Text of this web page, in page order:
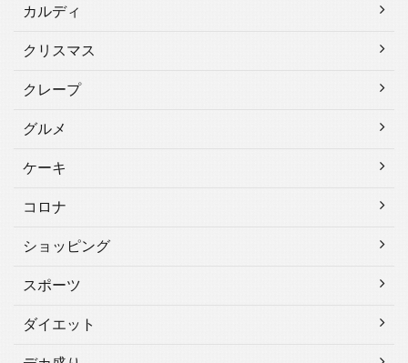
カルディ
クリスマス
クレープ
グルメ
ケーキ
コロナ
ショッピング
スポーツ
ダイエット